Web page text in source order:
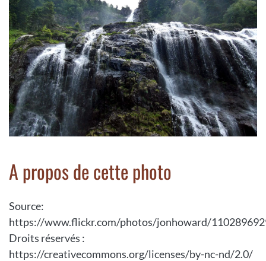
A propos de cette photo
Source:
https://www.flickr.com/photos/jonhoward/
Droits réservés :
https://creativecommons.org/licenses/by-nc-nd/2.0/